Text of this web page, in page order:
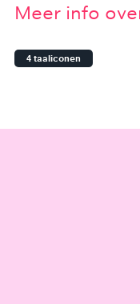
Meer info
4 taaliconen